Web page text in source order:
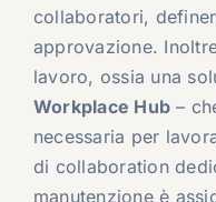
collaboratori,
approvazione.
lavoro, ossia una
Workplace Hub –
necessaria per
di collaboration
manutenzione è